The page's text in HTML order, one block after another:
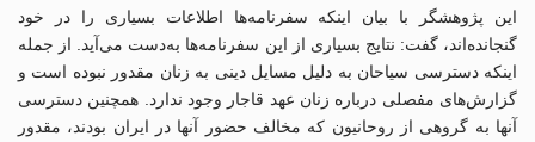
این پژوهشگر با بیان اینکه سفرنامه‌ها اطلاعات بسیاری را در خود
گنجانده‌اند، گفت: نتایج بسیاری از این سفرنامه‌ها به‌دست می‌آید. از جمله
اینکه دسترسی سیاحان به دلیل مسایل دینی به زنان مقدور نبوده است و
گزارش‌های مفصلی درباره زنان عهد قاجار وجود ندارد. همچنین دسترسی
آنها به گروهی از روحانیون که مخالف حضور آنها در ایران بودند، مقدور